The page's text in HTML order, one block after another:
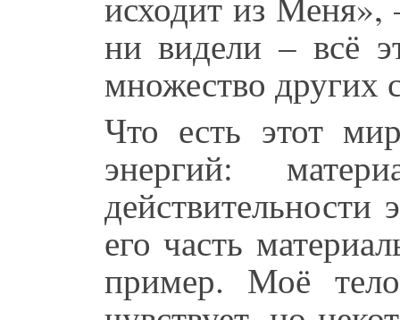
ни видели – всё
множество других
Что есть этот
энергий:
действительности
его часть
пример. Моё